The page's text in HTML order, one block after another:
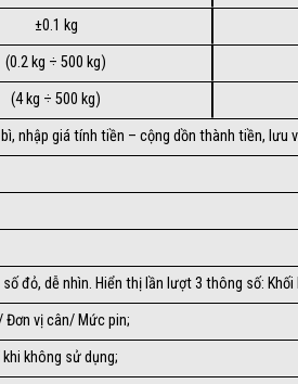
±0.1 kg
(0.2 kg ÷ 500 kg)
(4 kg ÷ 500 kg)
nhập giá tính tiền – cộng dồn thành tiền, lưu
số đỏ, dễ nhìn. Hiển thị lần lượt 3 thông số:
Đơn vị cân/ Mức pin;
không sử dụng;